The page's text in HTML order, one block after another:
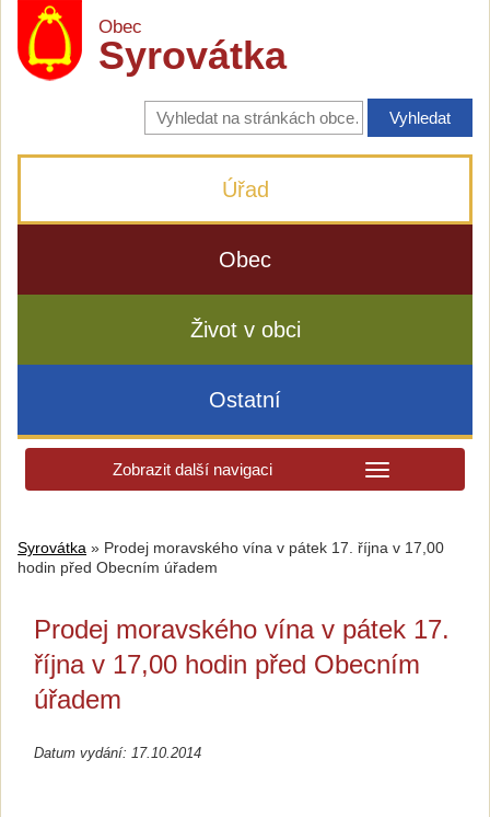
Obec
Syrovátka
Vyhledávání
na
stránkách
Úřad
Obec
Život v obci
Ostatní
Zobrazit další navigaci
Syrovátka » Prodej moravského vína v pátek 17. října v 17,00
hodin před Obecním úřadem
Prodej moravského vína v pátek 17.
října v 17,00 hodin před Obecním
úřadem
Datum vydání: 17.10.2014